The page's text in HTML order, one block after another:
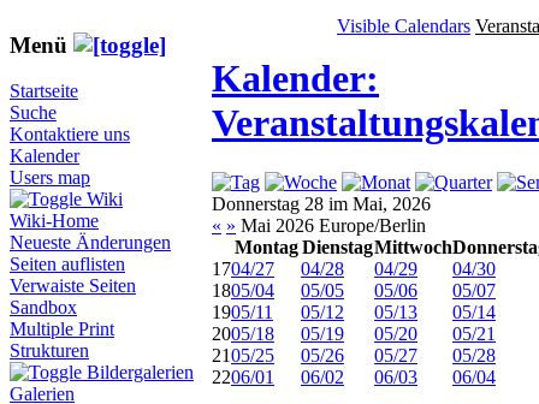
Menü
Startseite
Suche
Kontaktiere uns
Kalender
Users map
Wiki
Wiki-Home
Neueste Änderungen
Seiten auflisten
Verwaiste Seiten
Sandbox
Multiple Print
Strukturen
Bildergalerien
Galerien
Visible Calendars
Kalender:
Donnerstag 28 im Mai, 2026
« » Mai 2026 Europe/Berlin
Montag DienstagMittwoch
1704/27 04/28 04/29
04/30
1805/04 05/05 05/06
05/07
1905/11 05/12 05/13
05/14
2005/18 05/19 05/20
05/21
2105/25 05/26 05/27
05/28
2206/01 06/02 06/03 06/04